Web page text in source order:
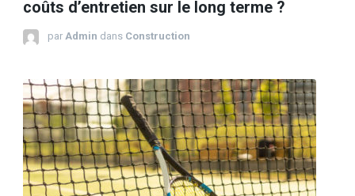
coûts d’entretien sur le long terme ?
par Admin dans Construction